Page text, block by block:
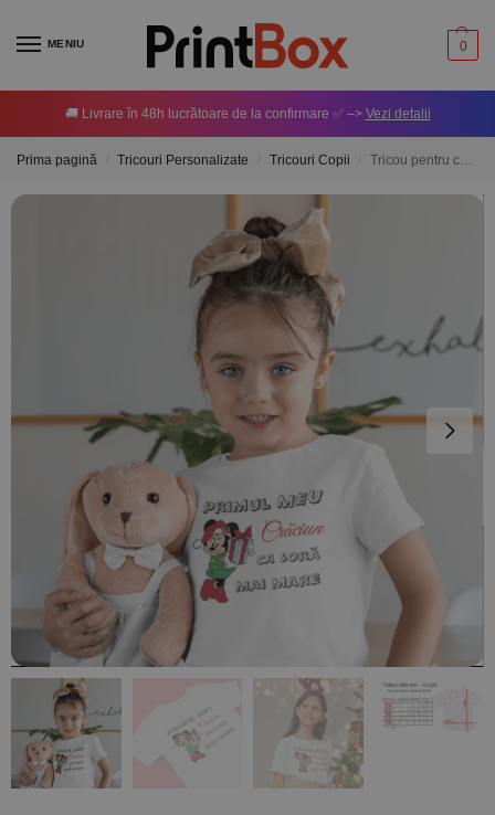
MENIU 0
🚚 Livrare în 48h lucrătoare de la confirmare ✅ –> Vezi detalii
Prima pagină Tricouri Personalizate Tricouri Copii Tricou pentru copii personalizat – Primul Crăciun ca soră mai mare